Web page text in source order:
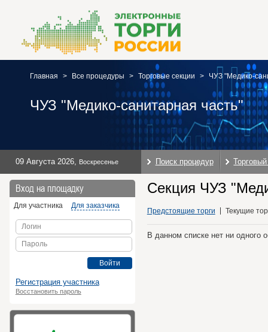
Главная > Все процедуры > Торговые секции > ЧУЗ "Медико-
ЧУЗ "Медико-санитарная часть"
09 Августа 2026, Воскресенье Поиск процедур
Вход на площадку
Для участника Для заказчика
Логин
Пароль
Войти
Регистрация участника
Восстановить пароль
Секция ЧУЗ
Предстоящие торги Текущие
В данном списке нет ни одного